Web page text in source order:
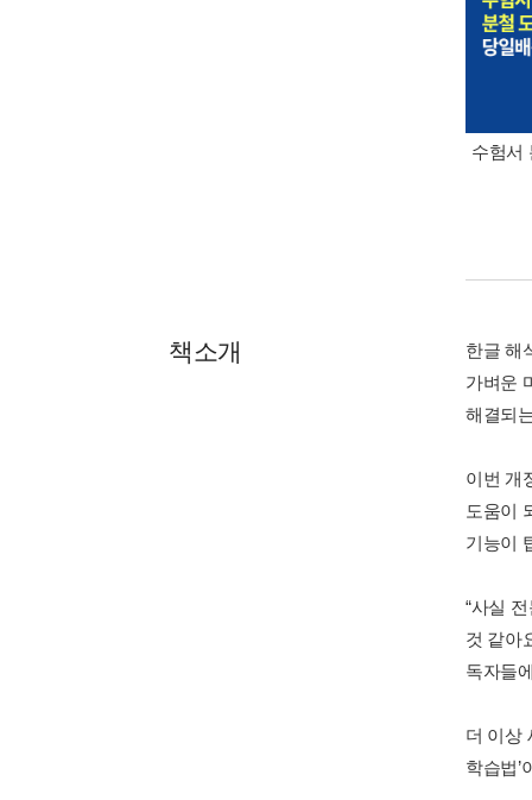
수험서
책소개
한글 해
가벼운
해결되
이번 개
도움이
기능이
“사실
것 같아
독자들
더 이상
학습법